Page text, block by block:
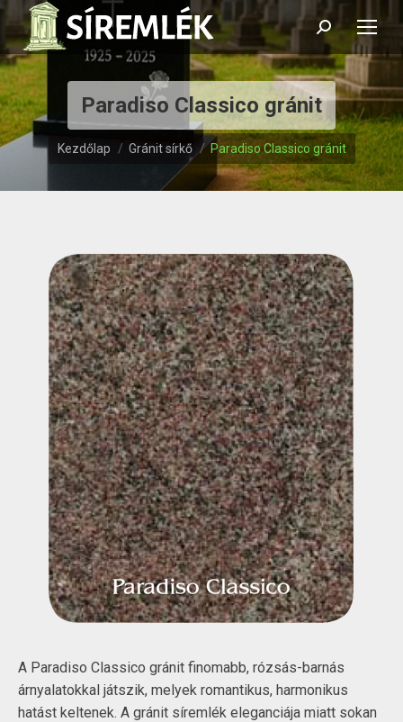
Search:
Paradiso Classico gránit
Itt vagy:
Kezdőlap Gránit sírkő Paradiso Classico gránit
A Paradiso Classico gránit finomabb, rózsás-barnás
árnyalatokkal játszik, melyek romantikus, harmonikus
hatást keltenek. A gránit síremlék eleganciája miatt sokan